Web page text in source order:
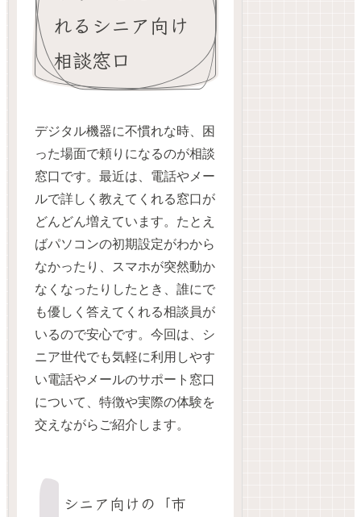
れるシニア向け
相談窓口
デジタル機器に不慣れな時、困
った場面で頼りになるのが相談
窓口です。最近は、電話やメー
ルで詳しく教えてくれる窓口が
どんどん増えています。たとえ
ばパソコンの初期設定がわから
なかったり、スマホが突然動か
なくなったりしたとき、誰にで
も優しく答えてくれる相談員が
いるので安心です。今回は、シ
ニア世代でも気軽に利用しやす
い電話やメールのサポート窓口
について、特徴や実際の体験を
交えながらご紹介します。
シニア向けの「市